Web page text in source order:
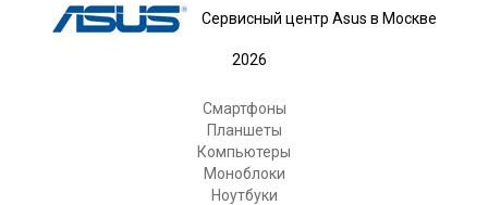
Сервисный центр Asus в Москве
2026
Смартфоны
Планшеты
Компьютеры
Моноблоки
Ноутбуки